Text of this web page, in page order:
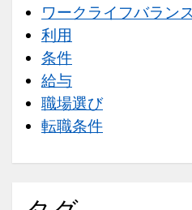
ワークライフバランス
利用
条件
給与
職場選び
転職条件